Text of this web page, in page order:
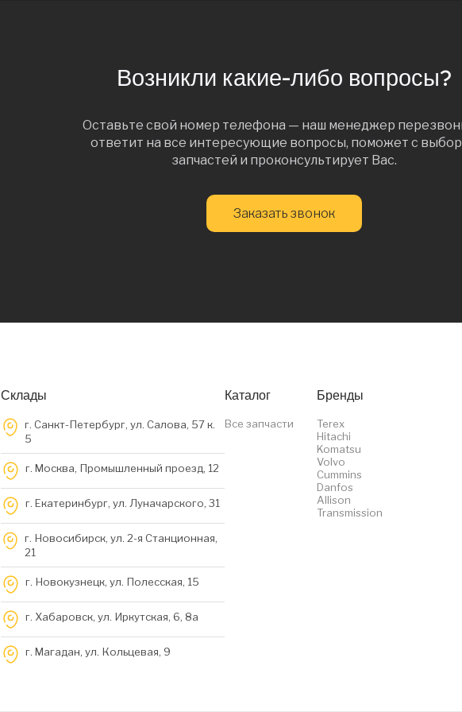
Возникли какие-либо вопросы?
Оставьте свой номер телефона — наш менеджер
ответит на все интересующие вопросы, поможет с
запчастей и проконсультирует Вас.
Заказать звонок
Склады
г. Санкт-Петербург, ул. Салова, 57 к.
5
г. Москва, Промышленный проезд, 12
г. Екатеринбург, ул. Луначарского, 31
г. Новосибирск, ул. 2-я Станционная,
21
г. Новокузнецк, ул. Полесская, 15
г. Хабаровск, ул. Иркутская, 6, 8a
г. Магадан, ул. Кольцевая, 9
Каталог
Все запчасти
Бренды
Terex
Hitachi
Komatsu
Volvo
Cummins
Danfos
Allison
Transmission